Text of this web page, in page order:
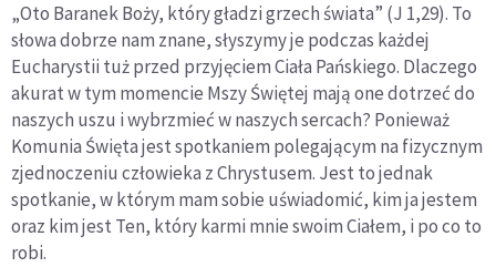
„Oto Baranek Boży, który gładzi grzech świata” (J 1,29). To
słowa dobrze nam znane, słyszymy je podczas każdej
Eucharystii tuż przed przyjęciem Ciała Pańskiego. Dlaczego
akurat w tym momencie Mszy Świętej mają one dotrzeć do
naszych uszu i wybrzmieć w naszych sercach? Ponieważ
Komunia Święta jest spotkaniem polegającym na fizycznym
zjednoczeniu człowieka z Chrystusem. Jest to jednak
spotkanie, w którym mam sobie uświadomić, kim ja jestem
oraz kim jest Ten, który karmi mnie swoim Ciałem, i po co to
robi.